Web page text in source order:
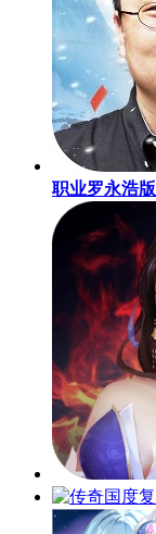
职业罗永浩版